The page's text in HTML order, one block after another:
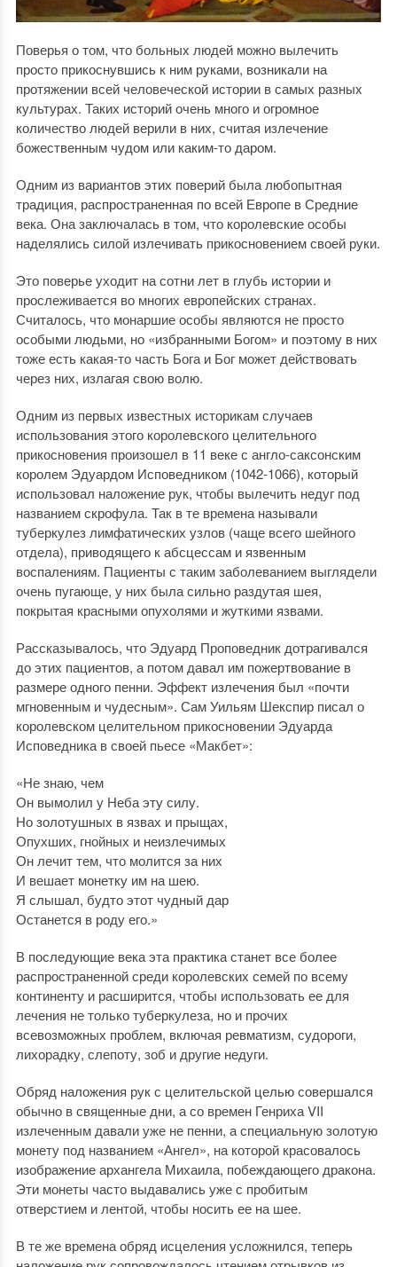
Поверья о том, что больных людей можно вылечить
просто прикоснувшись к ним руками, возникали на
протяжении всей человеческой истории в самых разных
культурах. Таких историй очень много и огромное
количество людей верили в них, считая излечение
божественным чудом или каким-то даром.
Одним из вариантов этих поверий была любопытная
традиция, распространенная по всей Европе в Средние
века. Она заключалась в том, что королевские особы
наделялись силой излечивать прикосновением своей руки.
Это поверье уходит на сотни лет в глубь истории и
прослеживается во многих европейских странах.
Считалось, что монаршие особы являются не просто
особыми людьми, но «избранными Богом» и поэтому в них
тоже есть какая-то часть Бога и Бог может действовать
через них, излагая свою волю.
Одним из первых известных историкам случаев
использования этого королевского целительного
прикосновения произошел в 11 веке с англо-саксонским
королем Эдуардом Исповедником (1042-1066), который
использовал наложение рук, чтобы вылечить недуг под
названием скрофула. Так в те времена называли
туберкулез лимфатических узлов (чаще всего шейного
отдела), приводящего к абсцессам и язвенным
воспалениям. Пациенты с таким заболеванием выглядели
очень пугающе, у них была сильно раздутая шея,
покрытая красными опухолями и жуткими язвами.
Рассказывалось, что Эдуард Проповедник дотрагивался
до этих пациентов, а потом давал им пожертвование в
размере одного пенни. Эффект излечения был «почти
мгновенным и чудесным». Сам Уильям Шекспир писал о
королевском целительном прикосновении Эдуарда
Исповедника в своей пьесе «Макбет»:
«Не знаю, чем
Он вымолил у Неба эту силу.
Но золотушных в язвах и прыщах,
Опухших, гнойных и неизлечимых
Он лечит тем, что молится за них
И вешает монетку им на шею.
Я слышал, будто этот чудный дар
Останется в роду его.»
В последующие века эта практика станет все более
распространенной среди королевских семей по всему
континенту и расширится, чтобы использовать ее для
лечения не только туберкулеза, но и прочих
всевозможных проблем, включая ревматизм, судороги,
лихорадку, слепоту, зоб и другие недуги.
Обряд наложения рук с целительской целью совершался
обычно в священные дни, а со времен Генриха VII
излеченным давали уже не пенни, а специальную золотую
монету под названием «Ангел», на которой красовалось
изображение архангела Михаила, побеждающего дракона.
Эти монеты часто выдавались уже с пробитым
отверстием и лентой, чтобы носить ее на шее.
В те же времена обряд исцеления усложнился, теперь